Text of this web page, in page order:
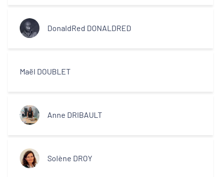
Dynamiques territoriales pour l’emploi
Territoires
DonaldRed DONALDRED
Maël DOUBLET
Anne DRIBAULT
Solène DROY